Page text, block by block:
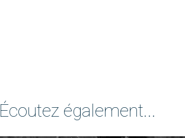
Écoutez également...